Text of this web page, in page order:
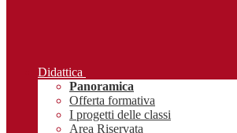
Didattica
Panoramica
Offerta formativa
I progetti delle classi
Area Riservata